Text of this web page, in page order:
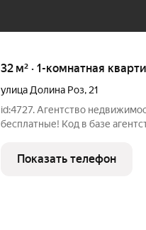
32 м² · 1-комнатная
улица Долина Роз, 21
id:4727. Агентство
бесплатные! Код в базе
районе с развитой
доступности к
Показать телефон